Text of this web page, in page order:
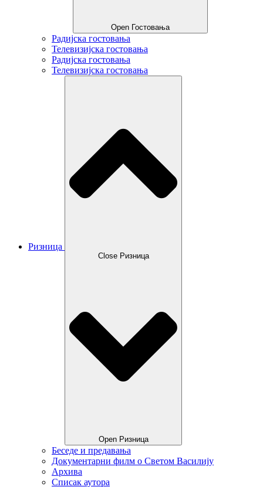
Open Гостовања
Радијска гостовања
Телевизијска гостовања
Радијска гостовања
Телевизијска гостовања
Ризница
Close Ризница
Open Ризница
Беседе и предавања
Документарни филм о Светом Василију
Архива
Списак аутора